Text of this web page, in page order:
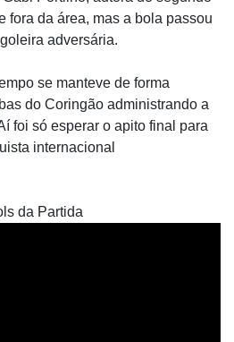
fora da área, mas a bola passou
adversária.
se manteve de forma
do Coringão administrando a
foi só esperar o apito final para
internacional
da Partida